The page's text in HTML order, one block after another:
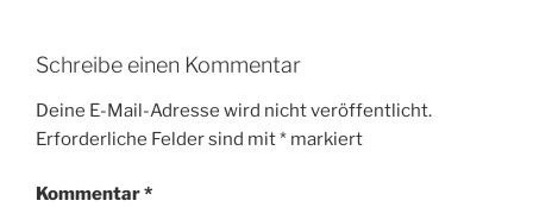
Schreibe einen Kommentar
Deine E-Mail-Adresse wird nicht veröffentlicht.
Erforderliche Felder sind mit* markiert
Kommentar*